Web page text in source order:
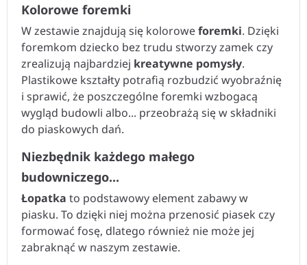
Kolorowe foremki
W zestawie znajdują się koloroweforemki. Dzięki
foremkom dziecko bez trudu stworzy zamek czy
zrealizują najbardziej kreatywne pomysły.
Plastikowe kształty potrafią rozbudzić wyobraźnię
i sprawić, że poszczególne foremki wzbogacą
wygląd budowli albo... przeobrażą się w składniki
do piaskowych dań.
Niezbędnik każdego małego
budowniczego...
Łopatka to podstawowy element zabawy w
piasku. To dzięki niej można przenosić piasek czy
formować fosę, dlatego również nie może jej
zabraknąć w naszym zestawie.